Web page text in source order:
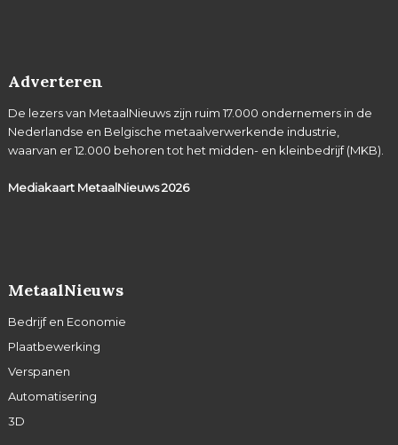
Adverteren
De lezers van MetaalNieuws zijn ruim 17.000 ondernemers in de
Nederlandse en Belgische metaalverwerkende industrie,
waarvan er 12.000 behoren tot het midden- en kleinbedrijf (MKB).
Mediakaart MetaalNieuws2026
MetaalNieuws
Bedrijf en Economie
Plaatbewerking
Verspanen
Automatisering
3D